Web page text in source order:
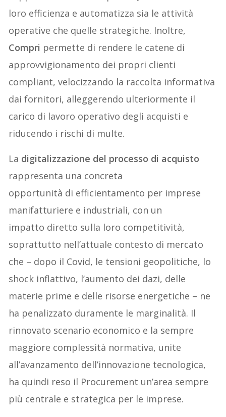
loro efficienza e automatizza sia le attività
operative che quelle strategiche. Inoltre,
Compri permette di rendere le catene di
approvvigionamento dei propri clienti
compliant, velocizzando la raccolta informativa
dai fornitori, alleggerendo ulteriormente il
carico di lavoro operativo degli acquisti e
riducendo i rischi di multe.
La digitalizzazione del processo di acquisto
rappresenta una concreta
opportunità di efficientamento per imprese
manifatturiere e industriali, con un
impatto diretto sulla loro competitività,
soprattutto nell’attuale contesto di mercato
che – dopo il Covid, le tensioni geopolitiche, lo
shock inflattivo, l’aumento dei dazi, delle
materie prime e delle risorse energetiche – ne
ha penalizzato duramente le marginalità. Il
rinnovato scenario economico e la sempre
maggiore complessità normativa, unite
all’avanzamento dell’innovazione tecnologica,
ha quindi reso il Procurement un’area sempre
più centrale e strategica per le imprese.